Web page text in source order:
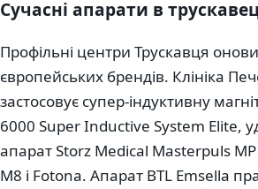
Сучасні апарати в
Профільні центри Трускавця
європейських брендів. Клініка
застосовує супер-індуктивну
6000 Super Inductive System Elite,
апарат Storz Medical Masterpuls
M8 і Fotona. Апарат BTL Emsella